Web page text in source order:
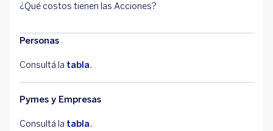
¿Qué costos tienen las Acciones?
Personas
Consultá la tabla.
Pymes y Empresas
Consultá la tabla.